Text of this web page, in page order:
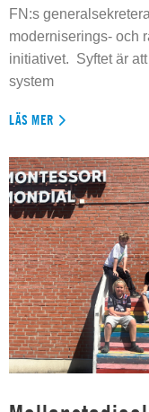
FN:s
moderniserings- och
initiativet. Syftet är
system
LÄS MER